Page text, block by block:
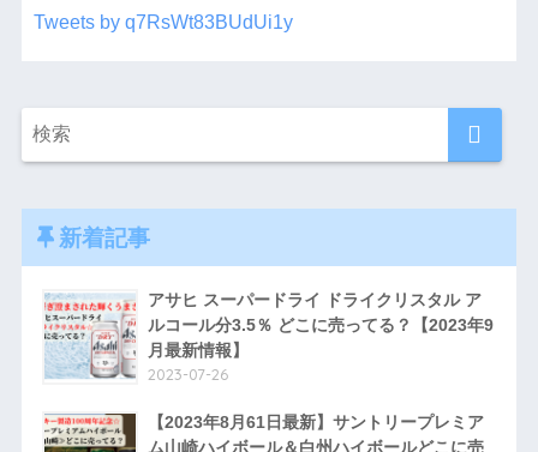
Tweets by q7RsWt83BUdUi1y
新着記事
アサヒ スーパードライ ドライクリスタル ア
ルコール分3.5％ どこに売ってる？【2023年9
月最新情報】
2023-07-26
【2023年8月61日最新】サントリープレミア
ム山崎ハイボール＆白州ハイボールどこに売